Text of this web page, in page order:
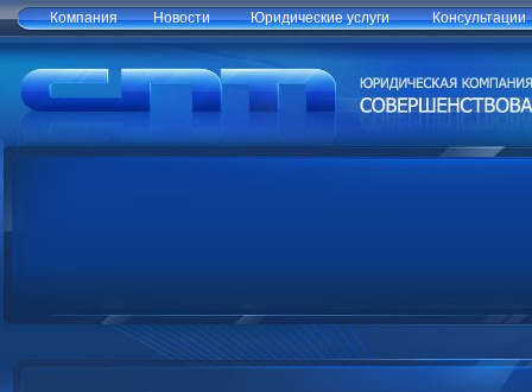
Компания Новости Юридические услуги Консультации